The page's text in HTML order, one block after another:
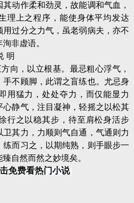
动作柔和劲灵，故能调和气血，
理上之程序，能使身体平均发达
过分之力气，虽老弱病夫，亦不
非虚语。
明
向，以立根基。最忌粗心浮气，
不顾脚，此谓之盲练也。尤忌身
用猛力，处处夺力，而仅能显力
心静气，注目凝神，轻摇之以松其
行之以稳其步，待至肩松身活步
其力，力顺则气自通，气通则力
练而习之，以期纯熟，则手眼步一
自然而然之妙境矣。
免费看热门小说